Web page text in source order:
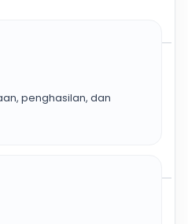
penghasilan, dan